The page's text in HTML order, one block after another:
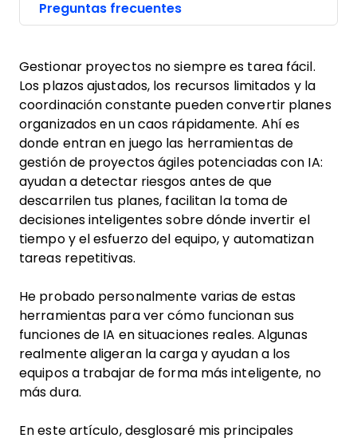
Preguntas frecuentes
Gestionar proyectos no siempre es tarea fácil.
Los plazos ajustados, los recursos limitados y la
coordinación constante pueden convertir planes
organizados en un caos rápidamente. Ahí es
donde entran en juego las herramientas de
gestión de proyectos ágiles potenciadas con IA:
ayudan a detectar riesgos antes de que
descarrilen tus planes, facilitan la toma de
decisiones inteligentes sobre dónde invertir el
tiempo y el esfuerzo del equipo, y automatizan
tareas repetitivas.
He probado personalmente varias de estas
herramientas para ver cómo funcionan sus
funciones de IA en situaciones reales. Algunas
realmente aligeran la carga y ayudan a los
equipos a trabajar de forma más inteligente, no
más dura.
En este artículo, desglosaré mis principales